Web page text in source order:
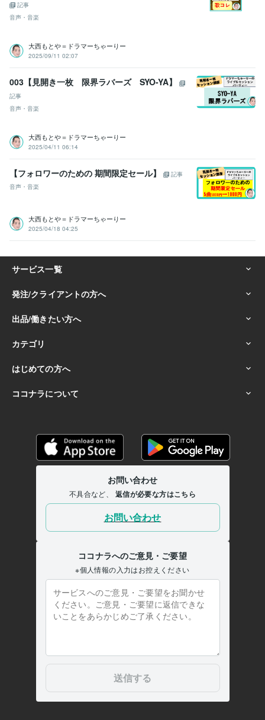
記事
音声・音楽
大西もとや＝ドラマーちゃーりー
2025/09/11 02:07
003【見開き一枚 限界ラバーズ SYO-YA】
記事
音声・音楽
大西もとや＝ドラマーちゃーりー
2025/04/11 06:14
【フォロワーのための 期間限定セール】
記事
音声・音楽
大西もとや＝ドラマーちゃーりー
2025/04/18 04:25